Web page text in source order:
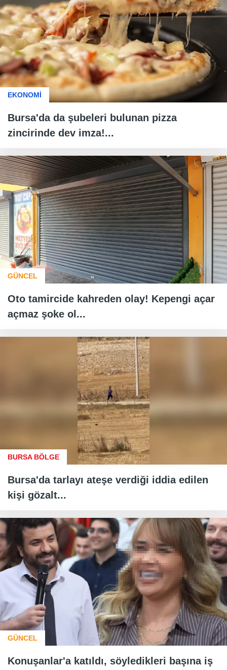
EKONOMİ
Bursa'da da şubeleri bulunan pizza
zincirinde dev imza!...
GÜNCEL
Oto tamircide kahreden olay! Kepengi açar
açmaz şoke ol...
BURSA BÖLGE
Bursa'da tarlayı ateşe verdiği iddia edilen
kişi gözalt...
GÜNCEL
Konuşanlar'a katıldı, söyledikleri başına iş